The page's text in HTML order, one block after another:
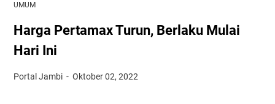
UMUM
Harga Pertamax Turun, Berlaku Mulai
Hari Ini
Portal Jambi Oktober 02, 2022